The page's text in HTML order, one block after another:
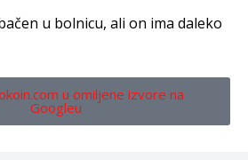
u bolnicu, ali on ima daleko
u omiljene izvore na
Googleu